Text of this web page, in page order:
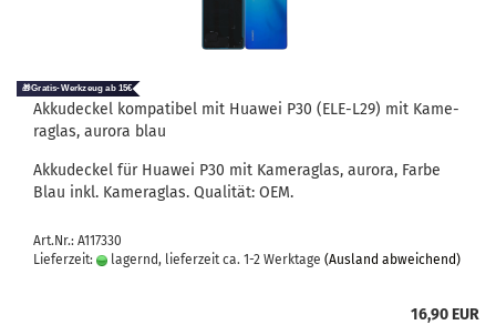
Ak­ku­de­ckel kom­pa­ti­bel mit Hua­wei P30 (ELE-​L29) mit Ka­me­
ra­glas, au­ro­ra blau
Ak­ku­de­ckel für Hua­wei P30 mit Ka­me­ra­glas, au­ro­ra, Farbe
Blau inkl. Ka­me­ra­glas. Qua­li­tät: OEM.
Art.Nr.: A117330
Lieferzeit:
lagernd, lieferzeit ca. 1-2 Werktage (Ausland abweichend)
16,90 EUR